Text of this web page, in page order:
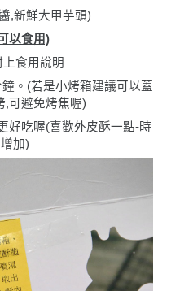
,新鮮大甲芋頭)
以食用)
食用說明
。(若是小烤箱建議可以蓋
,可避免烤焦喔)
好吃喔(喜歡外皮酥一點-時
加)